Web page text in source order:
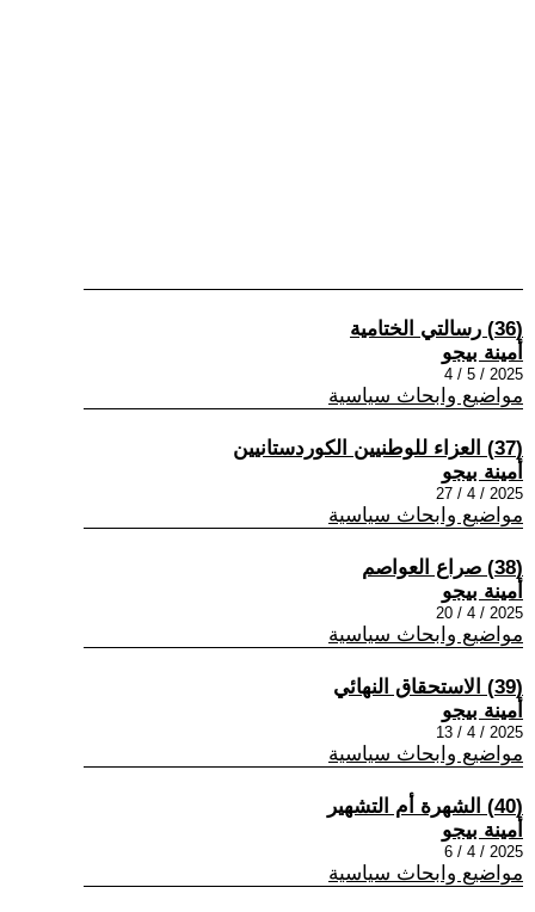
(36) رسالتي الختامية
أمينة بيجو
2025 / 5 / 4
مواضيع وابحاث سياسية
(37) العزاء للوطنيين الكوردستانيين
أمينة بيجو
2025 / 4 / 27
مواضيع وابحاث سياسية
(38) صراع العواصم
أمينة بيجو
2025 / 4 / 20
مواضيع وابحاث سياسية
(39) الاستحقاق النهائي
أمينة بيجو
2025 / 4 / 13
مواضيع وابحاث سياسية
(40) الشهرة أم التشهير
أمينة بيجو
2025 / 4 / 6
مواضيع وابحاث سياسية